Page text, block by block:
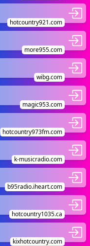
hotcountry921.com
more955.com
wibg.com
magic953.com
hotcountry973fm.com
k-musicradio.com
b95radio.iheart.com
hotcountry1035.ca
kixhotcountry.com